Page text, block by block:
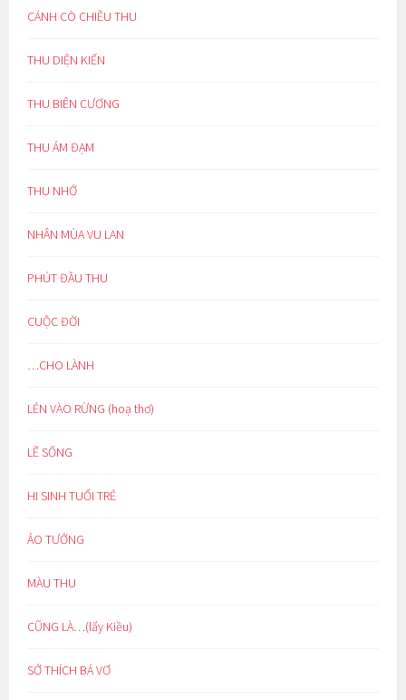
CÁNH CÒ CHIỀU THU
THU DIỆN KIẾN
THU BIÊN CƯƠNG
THU ẢM ĐẠM
THU NHỚ
NHÂN MÙA VU LAN
PHÚT ĐẦU THU
CUỘC ĐỜI
…CHO LÀNH
LẺN VÀO RỪNG (hoạ thơ)
LẼ SỐNG
HI SINH TUỔI TRẺ
ẢO TƯỞNG
MÀU THU
CŨNG LÀ…(lẩy Kiều)
SỞ THÍCH BÁ VƠ